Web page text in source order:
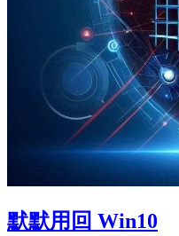
默默用回 Win10